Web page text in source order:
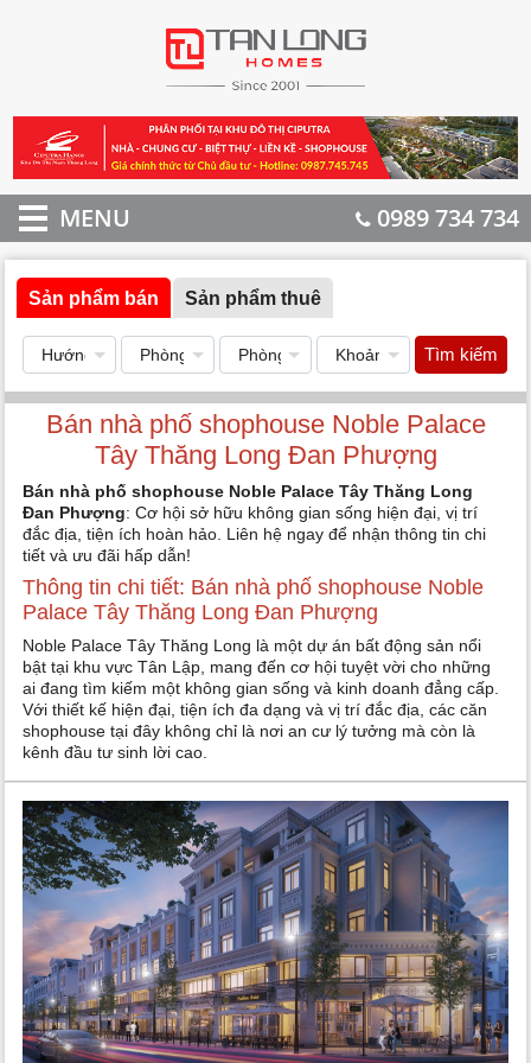
MENU 0989 734 734
Sản phẩm bán Sản phẩm thuê
Tìm kiếm
Bán nhà phố shophouse Noble Palace
Tây Thăng Long Đan Phượng
Bán nhà phố shophouse Noble Palace Tây Thăng Long
Đan Phượng: Cơ hội sở hữu không gian sống hiện đại, vị trí
đắc địa, tiện ích hoàn hảo. Liên hệ ngay để nhận thông tin chi
tiết và ưu đãi hấp dẫn!
Thông tin chi tiết: Bán nhà phố shophouse Noble
Palace Tây Thăng Long Đan Phượng
Noble Palace Tây Thăng Long là một dự án bất động sản nổi
bật tại khu vực Tân Lập, mang đến cơ hội tuyệt vời cho những
ai đang tìm kiếm một không gian sống và kinh doanh đẳng cấp.
Với thiết kế hiện đại, tiện ích đa dạng và vị trí đắc địa, các căn
shophouse tại đây không chỉ là nơi an cư lý tưởng mà còn là
kênh đầu tư sinh lời cao.